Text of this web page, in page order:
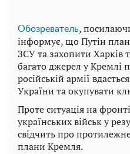
Обозреватель,
інформує, що Путін
ЗСУ та захопити Харків
багато джерел у Кремлі
російській армії
України та окупувати
Проте ситуація на
українських військ у
свідчить про
плани Кремля.